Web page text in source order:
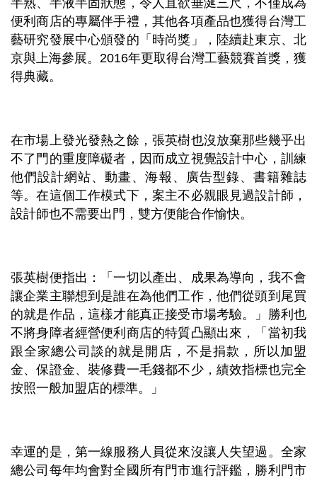
便利商店的專屬伴手禮，其他各項產品也獲得台灣工
藝研究發展中心頒發的「時尚獎」，陸續赴東京、北
京與上海參展。2016年更取得台灣工藝競賽首獎，獲
得典藏。
在市場上發光發熱之餘，張英樹也沒放棄那些幾乎出
不了門的重度障礙者，因而成立視覺設計中心，訓練
他們設計網站、動畫、海報、廣告型錄、書籍雜誌
等。在這個工作模式下，案主不必親眼見過設計師，
設計師也不需要出門，雙方便能合作愉快。
張英樹便指出：「一切以產出、成果為導向，我不會
讓企業主聯想到是誰在為他們工作，他們從頭到尾買
的就是作品，這樣才能真正接受市場考驗。」勝利也
不將身障者經營便利商店的特質凸顯出來，「當初我
跟全家總公司談的就是開店，不是捐款，所以加盟
金、保證金、裝修費一毛錢都不少，績效指標也完全
按照一般加盟店的標準。」
幸運的是，第一線服務人員從來沒讓人失望過。全家
總公司每年均會對全國所有門市進行評鑑，勝利門市